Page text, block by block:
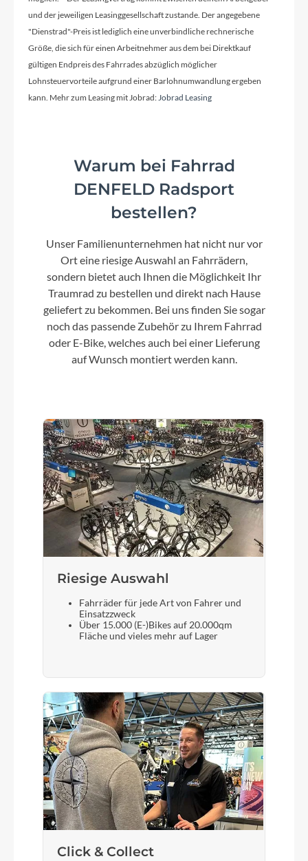
und der jeweiligen Leasinggesellschaft zustande. Der angegebene
"Dienstrad"-Preis ist lediglich eine unverbindliche rechnerische
Größe, die sich für einen Arbeitnehmer aus dem bei Direktkauf
gültigen Endpreis des Fahrrades abzüglich möglicher
Lohnsteuervorteile aufgrund einer Barlohnumwandlung ergeben
kann. Mehr zum Leasing mit Jobrad:Jobrad Leasing
Warum bei Fahrrad
DENFELD Radsport
bestellen?
Unser Familienunternehmen hat nicht nur vor
Ort eine riesige Auswahl an Fahrrädern,
sondern bietet auch Ihnen die Möglichkeit Ihr
Traumrad zu bestellen und direkt nach Hause
geliefert zu bekommen. Bei uns finden Sie sogar
noch das passende Zubehör zu Ihrem Fahrrad
oder E-Bike, welches auch bei einer Lieferung
auf Wunsch montiert werden kann.
Riesige Auswahl
Fahrräder für jede Art von Fahrer und
Einsatzzweck
Über 15.000 (E-)Bikes auf 20.000qm
Fläche und vieles mehr auf Lager
Click & Collect